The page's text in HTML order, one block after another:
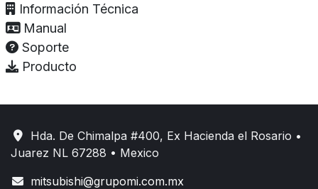
Información Técnica
Manual
Soporte
Producto
Hda. De Chimalpa #400, Ex Hacienda el Rosario •
Juarez NL 67288 • Mexico
mitsubishi@grupomi.com.mx